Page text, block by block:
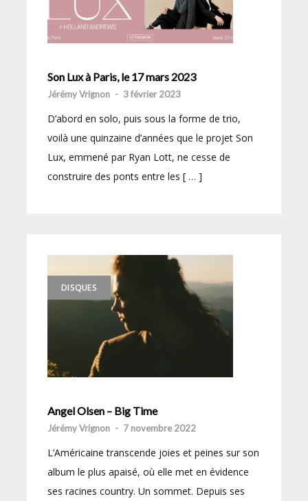
Son Lux à Paris, le 17 mars 2023
Jérémy Vrignon - 3 février 2023
D’abord en solo, puis sous la forme de trio,
voilà une quinzaine d’années que le projet Son
Lux, emmené par Ryan Lott, ne cesse de
construire des ponts entre les [ … ]
DISQUES
Angel Olsen – Big Time
Jérémy Vrignon - 7 novembre 2022
L’Américaine transcende joies et peines sur son
album le plus apaisé, où elle met en évidence
ses racines country. Un sommet. Depuis ses